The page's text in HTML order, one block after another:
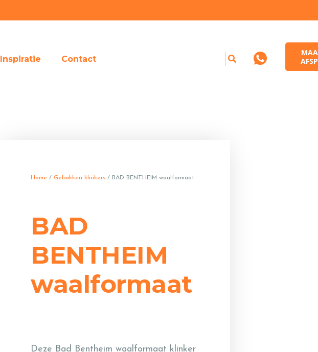
Inspiratie Contact
Home / Gebakken klinkers / BAD BENTHEIM waalformaat
BAD
BENTHEIM
waalformaat
Deze Bad Bentheim waalformaat klinker